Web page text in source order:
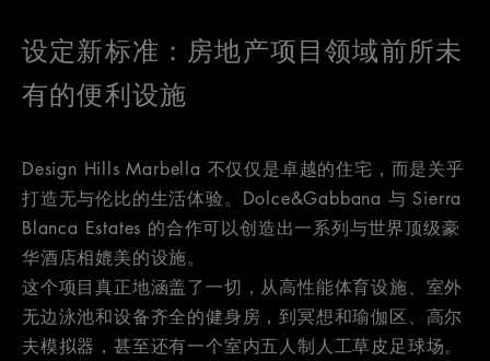
设定新标准：房地产项目领域前所未
有的便利设施
Design Hills Marbella 不仅仅是卓越的住宅，而是关乎
打造无与伦比的生活体验。Dolce&Gabbana 与 Sierra
Blanca Estates 的合作可以创造出一系列与世界顶级豪
华酒店相媲美的设施。
这个项目真正地涵盖了一切，从高性能体育设施、室外
无边泳池和设备齐全的健身房，到冥想和瑜伽区、高尔
夫模拟器，甚至还有一个室内五人制人工草皮足球场。